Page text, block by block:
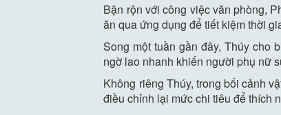
Bận rộn với công việc văn phòng,
ăn qua ứng dụng để tiết kiệm thời
Song một tuần gần đây, Thúy cho
ngờ lao nhanh khiến người phụ nữ
Không riêng Thúy, trong bối cảnh
điều chỉnh lại mức chi tiêu để thích